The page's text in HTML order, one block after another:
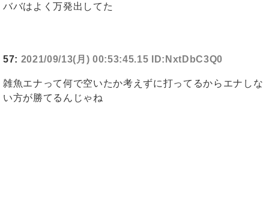
ババはよく万発出してた
57: 2021/09/13(月) 00:53:45.15 ID:NxtDbC3Q0
雑魚エナって何で空いたか考えずに打ってるからエナしな
い方が勝てるんじゃね